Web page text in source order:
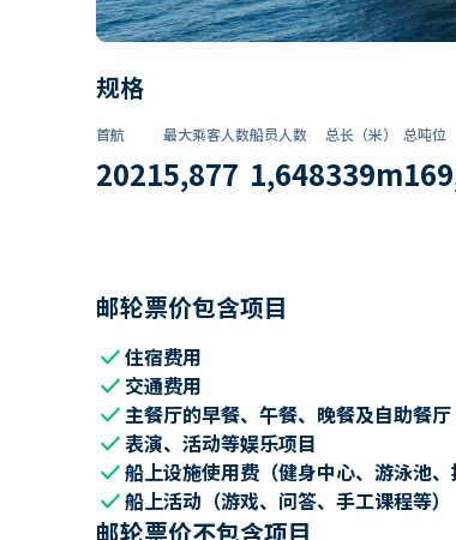
规格
首航
2021
最大乘客人数
5,877
船员人数
1,648
总长（米）
339m
总吨位
邮轮票价包含项目
check住宿费用
check 交通费用
check主餐厅的早餐、午餐、晚餐及自助餐厅
check表演、活动等娱乐项目
check船上设施使用费（健身中心、游泳池
check船上活动（游戏、问答、手工课程等）
邮轮票价不包含项目